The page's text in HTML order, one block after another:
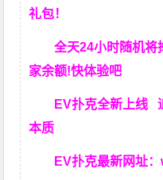
礼包！
全天24小时随机将
家余额!快体验吧
EV扑克全新上线
本质
EV扑克最新网址：